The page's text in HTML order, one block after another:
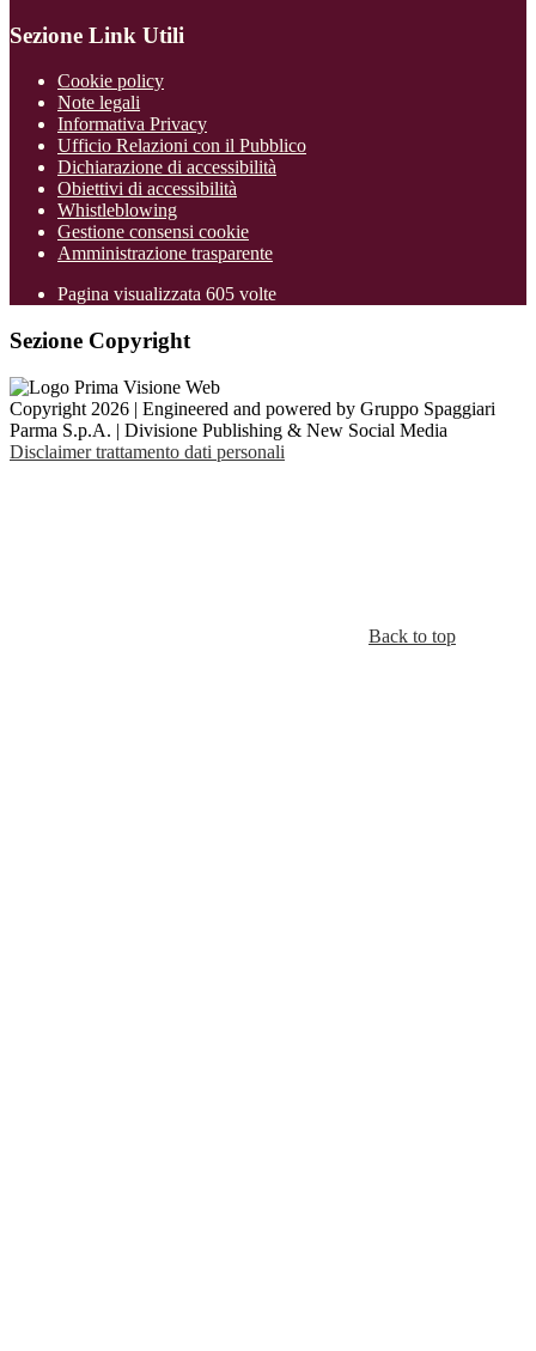
Sezione Link Utili
Cookie policy
Note legali
Informativa Privacy
Ufficio Relazioni con il Pubblico
Dichiarazione di accessibilità
Obiettivi di accessibilità
Whistleblowing
Gestione consensi cookie
Amministrazione trasparente
Pagina visualizzata 605 volte
Sezione Copyright
Copyright 2026 | Engineered and powered by Gruppo Spaggiari
Parma S.p.A. | Divisione Publishing & New Social Media
Disclaimer trattamento dati personali
Back to top